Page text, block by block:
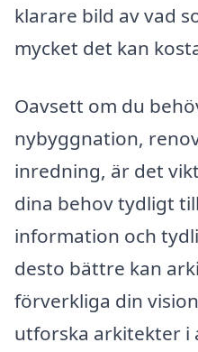
klarare bild av vad
mycket det kan
Oavsett om du
nybyggnation,
inredning, är det
dina behov tydligt
information och
desto bättre kan
förverkliga din
utforska arkitekter i